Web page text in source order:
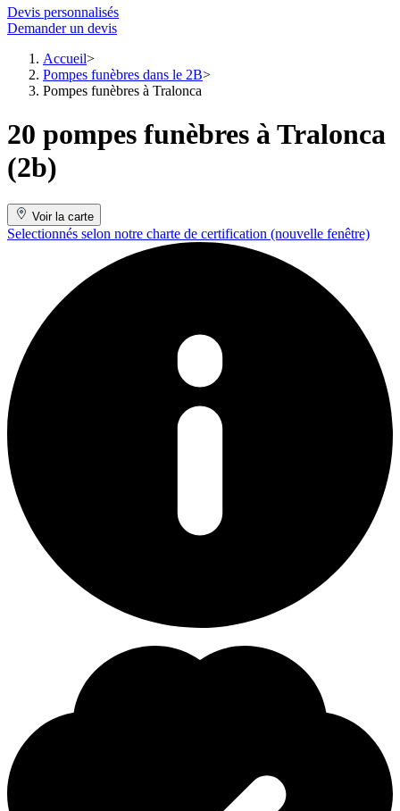
Devis personnalisés
Demander un devis
Accueil
Pompes funèbres dans le 2B
Pompes funèbres à Tralonca
20 pompes funèbres à Tralonca
(2b)
Voir la carte
Selectionnés selon notre charte de certification (nouvelle fenêtre)